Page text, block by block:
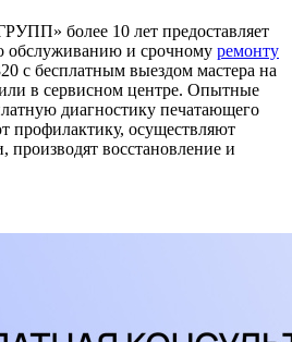
более 10 лет предоставляет
обслуживанию и срочному ремонту
с бесплатным выездом мастера на
в сервисном центре. Опытные
диагностику печатающего
профилактику, осуществляют
восстановление и